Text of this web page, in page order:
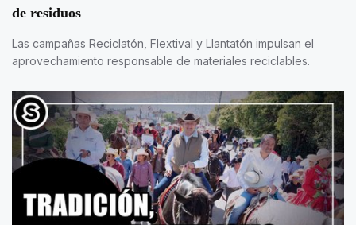
de residuos
Las campañas Reciclatón, Flextival y Llantatón impulsan el
aprovechamiento responsable de materiales reciclables.